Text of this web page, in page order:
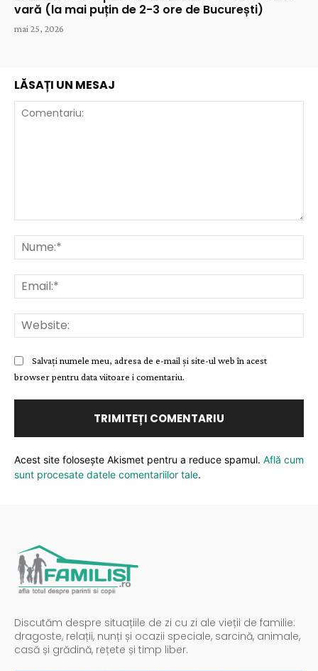
vară (la mai puțin de 2-3 ore de București)
mai 25, 2026
LĂSAȚI UN MESAJ
Salvați numele meu, adresa de e-mail și site-ul web în acest
browser pentru data viitoare i comentariu.
Acest site folosește Akismet pentru a reduce spamul. Află cum
sunt procesate datele comentariilor tale.
Discutăm despre situațiile de zi cu zi ale vieții de familie:
dragoste, relații, nunți și ocazii speciale, sarcină, animale,
casă și grădină, rețete și timp liber.